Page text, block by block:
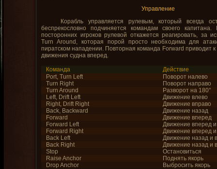
Управление
Корабль управляется рулевым, который всегда
беспрекословно подчиняется командам своего
посторонних игроков рулевой откажется реагировать, за
Turn Around, которая порой просто необходима для
пиратском нападении. Повторная команда Forward приводит
движения судна вперед.
Команда
Действие
Port, Turn Left
Поворот налево
Turn Right
Поворот направо
Turn Around
Разворот на 180°
Left, Drift Left
Движение влево
Right, Drift Right
Движение вправо
Back, Backward
Движение назад
Forward
Движение вперед
Forward Left
Движение вперед
Forward Right
Движение вперед
Back Left
Движение назад и
Back Right
Движение назад и
Stop
Остановиться
Raise Anchor
Поднять якорь
Drop Anchor
Выбросить якорь